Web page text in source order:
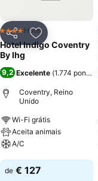
PartilharAdicionar
4 EstrelasHotel
Hotel Indigo Coventry
By Ihg
9,2 Excelente (1.774
Coventry, Reino
Unido
Wi-Fi grátis
Aceita animais
A/C
Ver preços
de € 127